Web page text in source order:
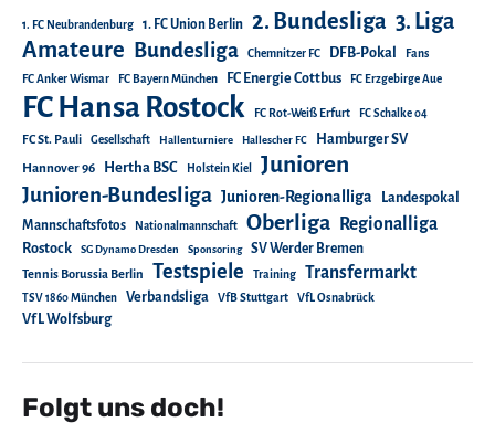
1. FC Neubrandenburg 1. FC Union Berlin 2. Bundesliga 3. Liga
Amateure Bundesliga Chemnitzer FC DFB-Pokal Fans
FC Anker Wismar FC Bayern München FC Energie Cottbus FC Erzgebirge Aue
FC Hansa Rostock FC Rot-Weiß Erfurt FC Schalke 04
FC St. Pauli Gesellschaft Hallenturniere Hallescher FC Hamburger SV
Hannover 96 Hertha BSC Holstein Kiel Junioren
Junioren-Bundesliga Junioren-Regionalliga
Landespokal
Mannschaftsfotos
Nationalmannschaft Oberliga Regionalliga
Rostock SG Dynamo Dresden Sponsoring SV Werder Bremen
Tennis Borussia Berlin Testspiele Training Transfermarkt
TSV 1860 München Verbandsliga VfB Stuttgart VfL Osnabrück
VfL Wolfsburg
Folgt uns doch!